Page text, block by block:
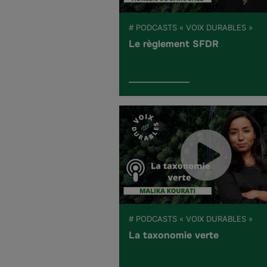
# PODCASTS « VOIX DURABLES »
Le règlement SFDR
# PODCASTS « VOIX DURABLES »
La taxonomie verte